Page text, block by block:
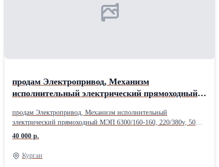
продам Электропривод, Механизм
исполнительный электрический прямоходный
IIBT4 – 1шт.
продам Электропривод, Механизм исполнительный
электрический прямоходный МЭП 6300/160-160, 220/380v, 50Hz,
1ExdIIBT4, IIBT4 – 1шт. - 40000 руб.
40 000 р.
Курган